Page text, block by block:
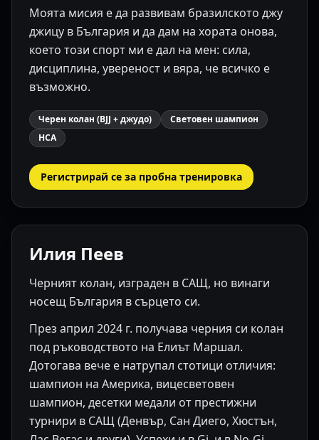
Моята мисия е да развивам бразилското джу
джицу в България и да дам на хората онова,
което този спорт ми е дал на мен: сила,
дисциплина, увереност и вяра, че всичко е
възможно.
Черен колан (BJJ + джудо)
Световен шампион
НСА
Регистрирай се за пробна тренировка
Илия Пеев
Черният колан, изграден в САЩ, но винаги
носещ България в сърцето си.
През април 2024 г. получава черния си колан
под ръководството на Елиът Маршал.
Дотогава вече е натрупал стотици отличия:
шампион на Америка, вицесветовен
шампион, десетки медали от престижни
турнири в САЩ (Денвър, Сан Диего, Хюстън,